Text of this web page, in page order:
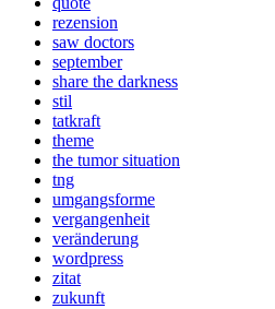
rezension
saw doctors
september
share the darkness
stil
tatkraft
theme
the tumor situation
tng
umgangsforme
vergangenheit
veränderung
wordpress
zitat
zukunft